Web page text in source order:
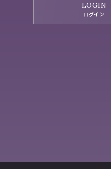
LOGIN
ログイン